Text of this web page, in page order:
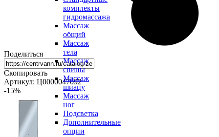
комплекты
гидромассажа
Массаж
общий
Массаж
тела
Массаж
спины
Массаж
шиацу
Массаж
ног
Подсветка
Дополнительные
опции
Поделиться
Скопировать
Артикул: Ц0000047092
-15%